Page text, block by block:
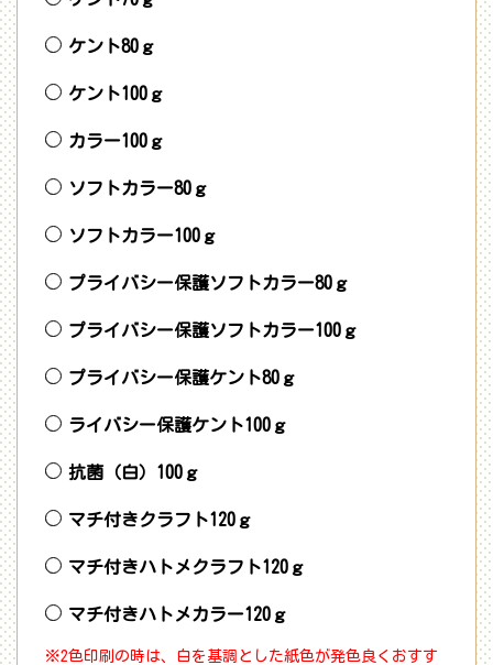
ケント80ｇ
ケント100ｇ
カラー100ｇ
ソフトカラー80ｇ
ソフトカラー100ｇ
プライバシー保護ソフトカラー80ｇ
プライバシー保護ソフトカラー100ｇ
プライバシー保護ケント80ｇ
ライバシー保護ケント100ｇ
抗菌（白）100ｇ
マチ付きクラフト120ｇ
マチ付きハトメクラフト120ｇ
マチ付きハトメカラー120ｇ
※2色印刷の時は、白を基調とした紙色が発色良くおすす